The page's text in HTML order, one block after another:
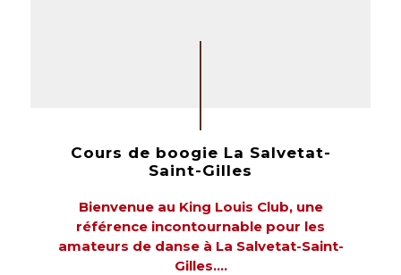
Cours de boogie La Salvetat-
Saint-Gilles
Bienvenue au King Louis Club, une
référence incontournable pour les
amateurs de danse à La Salvetat-Saint-
Gilles....